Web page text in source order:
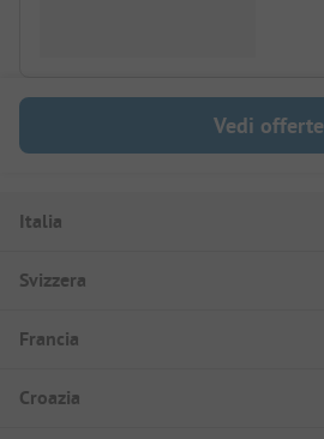
Vedi offerte
Italia
Svizzera
Francia
Croazia